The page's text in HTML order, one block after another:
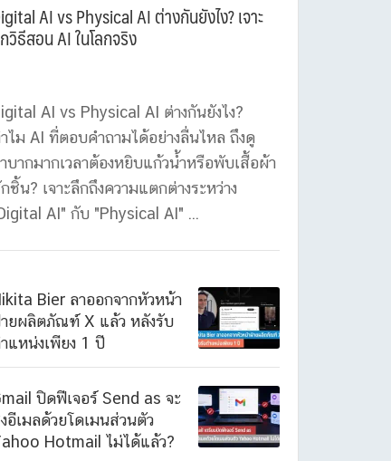
AI vs Physical AI ต่างกันยังไง? เจาะ
วิธีสอน AI ในโลกจริง
AI vs Physical AI ต่างกันยังไง?
ไม AI ที่ตอบคำถามได้อย่างลื่นไหล ถึงดู
บากมากเวลาต้องหยิบแก้วน้ำหรือพับเสื้อผ้า
ชิ้น? เจาะลึกถึงความแตกต่างระหว่าง
AI" กับ "Physical AI" ...
Bier ลาออกจากหัวหน้า
ยผลิตภัณฑ์ X แล้ว หลังรับ
แหน่งเพียง 1 ปี
ปิดฟีเจอร์ Send as จะ
อีเมลด้วยโดเมนส่วนตัว
Hotmail ไม่ได้แล้ว?